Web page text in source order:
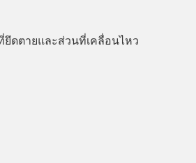
ยึดตายและส่วนที่เคลื่อนไหว